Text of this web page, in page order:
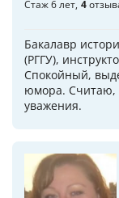
Стаж 6 лет 4
Бакалавр
(РГГУ),
Спокойный,
юмора. Считаю,
уважения.